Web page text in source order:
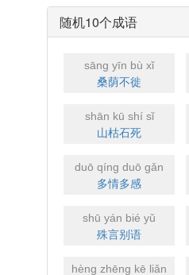
随机10个成语
sāng yīn bù xǐ
桑荫不徙
shān kū shí sǐ
山枯石死
duō qíng duō gǎn
多情多感
shū yán bié yǔ
殊言别语
hèng zhēng kē liǎn